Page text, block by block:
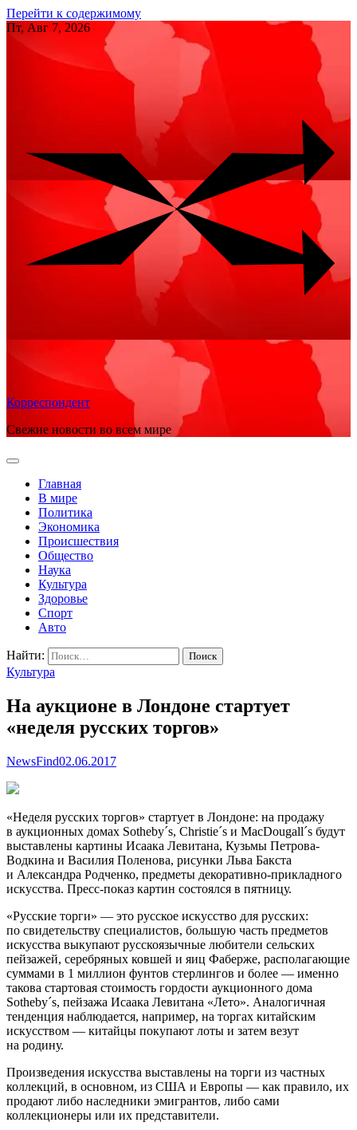
Перейти к содержимому
Пт, Авг 7, 2026
Корреспондент
Свежие новости во всем мире
Главная
В мире
Политика
Экономика
Происшествия
Общество
Наука
Культура
Здоровье
Спорт
Авто
Найти:
Культура
На аукционе в Лондоне стартует
«неделя русских торгов»
NewsFind02.06.2017
«Неделя русских торгов» стартует в Лондоне: на продажу
в аукционных домах Sotheby´s, Christie´s и MacDougall´s будут
выставлены картины Исаака Левитана, Кузьмы Петрова-
Водкина и Василия Поленова, рисунки Льва Бакста
и Александра Родченко, предметы декоративно-прикладного
искусства. Пресс-показ картин состоялся в пятницу.
«Русские торги» — это русское искусство для русских:
по свидетельству специалистов, большую часть предметов
искусства выкупают русскоязычные любители сельских
пейзажей, серебряных ковшей и яиц Фаберже, располагающие
суммами в 1 миллион фунтов стерлингов и более — именно
такова стартовая стоимость гордости аукционного дома
Sotheby´s, пейзажа Исаака Левитана «Лето». Аналогичная
тенденция наблюдается, например, на торгах китайским
искусством — китайцы покупают лоты и затем везут
на родину.
Произведения искусства выставлены на торги из частных
коллекций, в основном, из США и Европы — как правило, их
продают либо наследники эмигрантов, либо сами
коллекционеры или их представители.